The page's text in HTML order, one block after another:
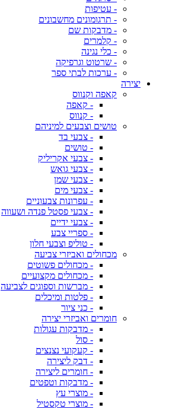
- עטיפות
- תרגומונים מחשבונים
- מדבקות שם
- קלמרים
- כלי נגינה
- שרטוט וגרפיקה
- ערכות לבתי ספר
יצירה
קאפה וקנווס
- קאפה
- קנווס
טושים וצבעים למיניהם
- צבעי בד
- טושים
- צבעי אקריליק
- צבעי גואש
- צבעי שמן
- צבעי מים
- עפרונות צבעוניים
- צבעי פסטל פנדה ושעווה
- צבעי ידיים
- ספריי צבע
- טוליפ וצבעי חלון
מכחולים ואביזרי צביעה
- מכחולים פשוטים
- מכחולים מקצועיים
- מברשות וספוגים לצביעה
- פלטות ומיכלים
- כני ציור
חומרים ואביזרי יצירה
- מדבקות עגולות
- סול
- קעקועי נצנצים
- דבק ליצירה
- חומרים ליצירה
- מדבקות וטפטים
- מוצרי עץ
- מוצרי טקסטיל